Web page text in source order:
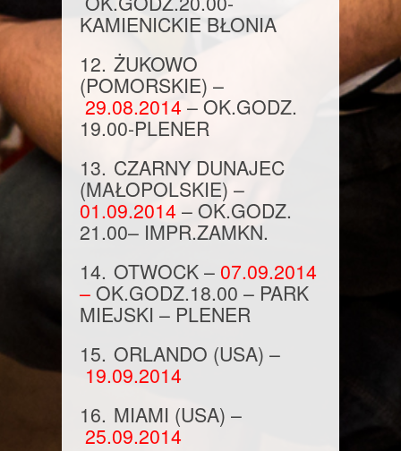
KAMIENICKIE BŁONIA
12. ŻUKOWO
(POMORSKIE) –
29.08.2014 –OK.GODZ.
19.00-PLENER
13. CZARNY DUNAJEC
(MAŁOPOLSKIE) –
01.09.2014 – OK.GODZ.
21.00– IMPR.ZAMKN.
14. OTWOCK – 07.09.2014
– OK.GODZ.18.00 – PARK
MIEJSKI – PLENER
15. ORLANDO (USA) –
19.09.2014
16. MIAMI (USA) –
25.09.2014